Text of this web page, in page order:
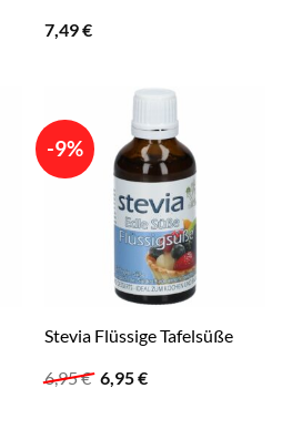
7,49€
-9%
Stevia Flüssige Tafelsüße
6,95€ Ursprünglicher
Preis
6,95€Aktueller